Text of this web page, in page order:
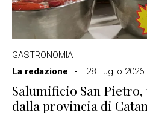
GASTRONOMIA
La redazione
28 Luglio 2026
Salumificio San
dalla provincia di